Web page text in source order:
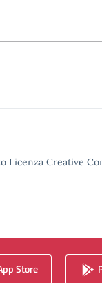
Licenza Creative
Store